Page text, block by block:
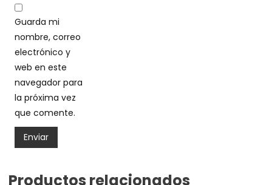
Guarda mi
nombre, correo
electrónico y
web en este
navegador para
la próxima vez
que comente.
Productos relacionados